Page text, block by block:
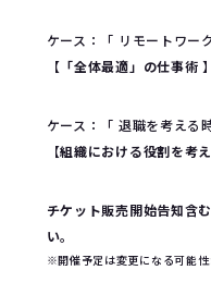
ケース：「 リモートワー
【 「全体最適」の仕事術
ケース：「 退職を考える
【組織における役割を考
チケット販売開始告知含
い。
※開催予定は変更になる可能性